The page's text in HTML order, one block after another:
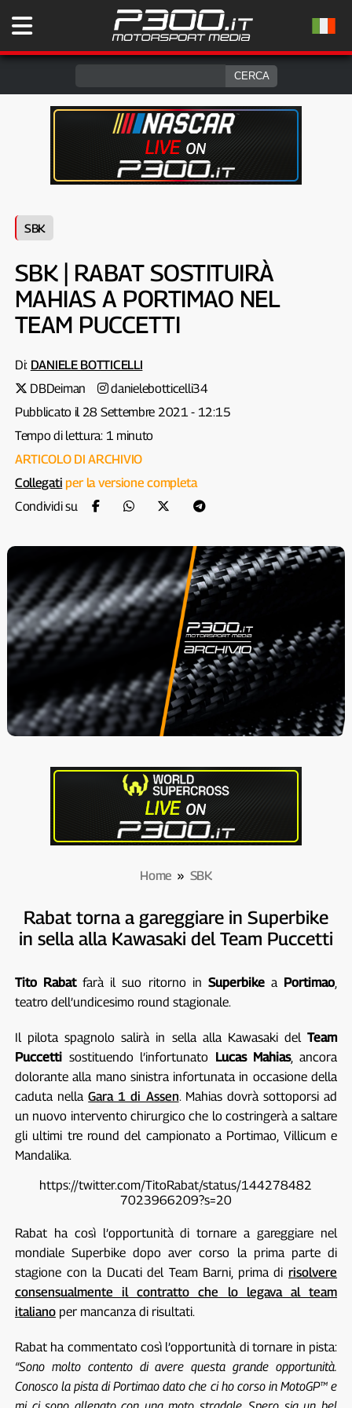
SBK
SBK | RABAT SOSTITUIRÀ
MAHIAS A PORTIMAO NEL
TEAM PUCCETTI
Di: DANIELE BOTTICELLI
DBDeiman
danielebotticelli34
Pubblicato il 28 Settembre 2021 - 12:15
Tempo di lettura: 1 minuto
ARTICOLO DI ARCHIVIO
Collegati per la versione completa
Condividi su
Home » SBK
Rabat torna a gareggiare in Superbike
in sella alla Kawasaki del Team Puccetti
Tito Rabatfarà il suo ritorno in Superbikea Portimao,
teatro dell’undicesimo round stagionale.
Il pilota spagnolo salirà in sella alla Kawasaki delTeam
Puccettisostituendo l’infortunato Lucas Mahias, ancora
dolorante alla mano sinistra infortunata in occasione della
caduta nellaGara 1 di Assen. Mahias dovrà sottoporsi ad
un nuovo intervento chirurgico che lo costringerà a saltare
gli ultimi tre round del campionato a Portimao, Villicum e
Mandalika.
https://twitter.com/TitoRabat/status/144278482
7023966209?s=20
Rabat ha così l’opportunità di tornare a gareggiare nel
mondiale Superbike dopo aver corso la prima parte di
stagione con la Ducati del Team Barni, prima di risolvere
consensualmente il contratto che lo legava al team
italianoper mancanza di risultati.
Rabat ha commentato così l’opportunità di tornare in pista:
“Sono molto contento di avere questa grande opportunità.
Conosco la pista di Portimao dato che ci ho corso in MotoGP™ e